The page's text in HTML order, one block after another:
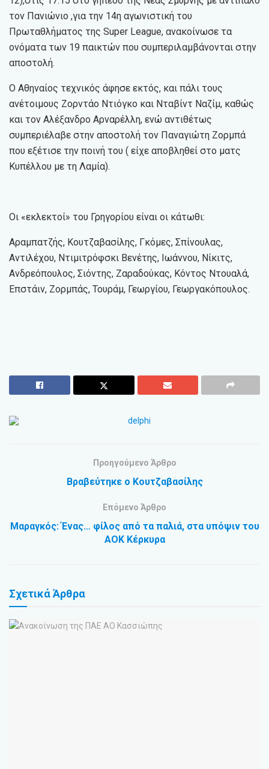
τον Πανιώνιο ,για την 14η αγωνιστική του
Πρωταθλήματος της Super League, ανακοίνωσε τα
ονόματα των 19 παικτών που συμπεριλαμβάνονται στην
αποστολή.
Ο Αθηναίος τεχνικός άφησε εκτός, και πάλι τους
ανέτοιμους Ζορντάο Ντιόγκο και Νταβίντ Ναζίμ, καθώς
και τον Αλέξανδρο Αρναρέλλη, ενώ αντιθέτως
συμπεριέλαβε στην αποστολή τον Παναγιώτη Ζορμπά
που εξέτισε την ποινή του ( είχε αποβληθεί στο ματς
Κυπέλλου με τη Λαμία).
Οι «εκλεκτοί» του Γρηγορίου είναι οι κάτωθι:
Αραμπατζής, Κουτζαβασίλης, Γκόμες, Σπίνουλας,
Αντιλέχου, Ντιμιτρόφσκι Βενέτης, Ιωάννου, Νίκιτς,
Ανδρεόπουλος, Σιόντης, Ζαραδούκας, Κόντος Ντουαλά,
Επστάιν, Ζορμπάς, Τουράμ, Γεωργίου, Γεωργακόπουλος.
Προηγούμενο Άρθρο
Βραβεύτηκε ο Κουτζαβασίλης
Επόμενο Άρθρο
Μαραγκός: Ένας… φίλος από τα παλιά, στα υπόψιν του
ΑΟΚ Κέρκυρα
ΣχετικάΆρθρα